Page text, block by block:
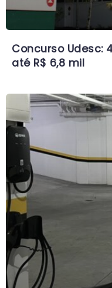
Concurso Udesc:
até R$ 6,8 mil